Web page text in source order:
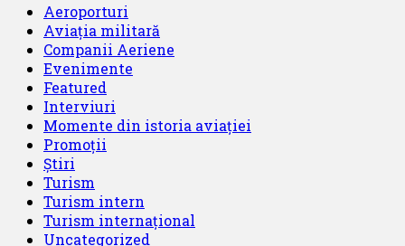
Aeroporturi
Aviația militară
Companii Aeriene
Evenimente
Featured
Interviuri
Momente din istoria aviației
Promoții
Știri
Turism
Turism intern
Turism internațional
Uncategorized